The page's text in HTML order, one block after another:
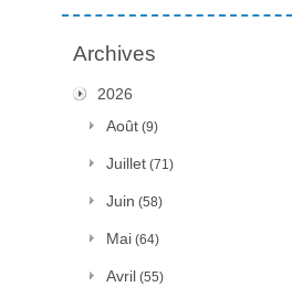
Archives
2026
Août (9)
Juillet (71)
Juin (58)
Mai (64)
Avril (55)